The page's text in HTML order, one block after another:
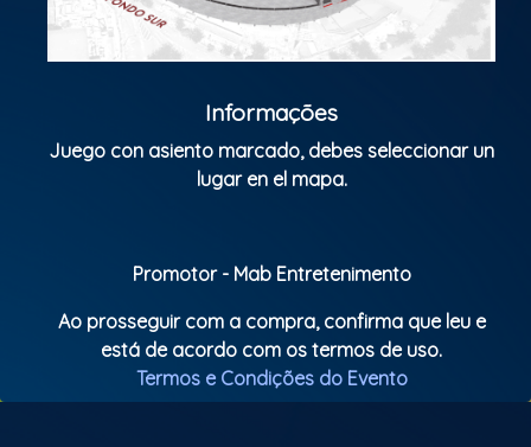
Informações
Juego con asiento marcado, debes seleccionar un
lugar en el mapa.
Promotor - Mab Entretenimento
Ao prosseguir com a compra, confirma que leu e
está de acordo com os termos de uso.
Termos e Condições do Evento